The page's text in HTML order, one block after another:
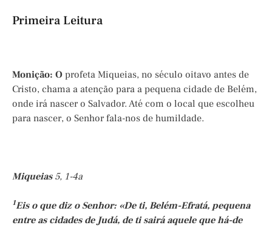
Primeira Leitura
Monição: O profeta Miqueias, no século oitavo antes de
Cristo, chama a atenção para a pequena cidade de Belém,
onde irá nascer o Salvador. Até com o local que escolheu
para nascer, o Senhor fala-nos de humildade.
Miqueias5, 1-4a
1Eis o que diz o Senhor: «De ti, Belém-Efratá, pequena
entre as cidades de Judá, de ti sairá aquele que há-de